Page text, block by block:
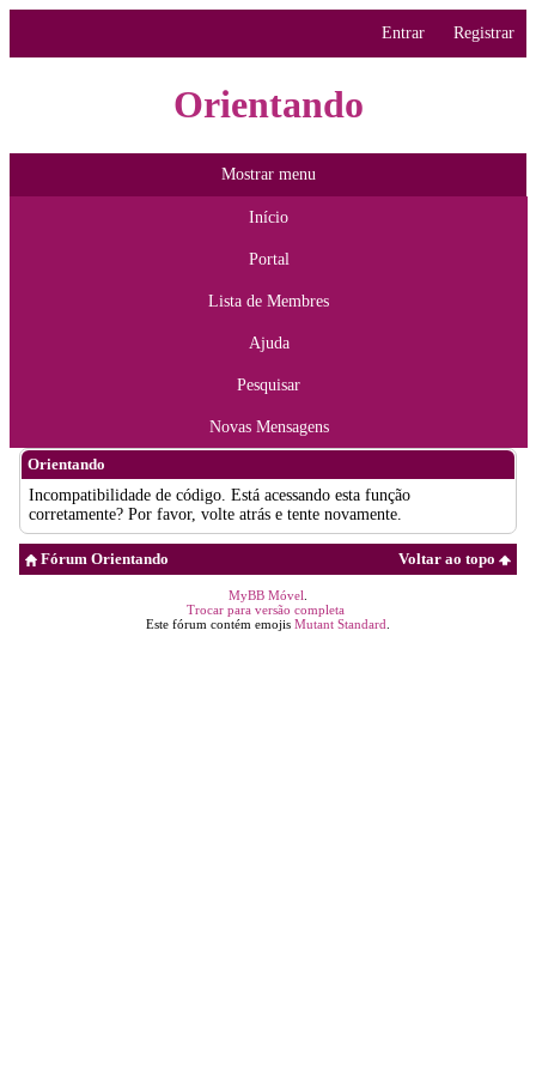
Entrar Registrar
Orientando
Mostrar menu
Início
Portal
Lista de Membres
Ajuda
Pesquisar
Novas Mensagens
Orientando
Incompatibilidade de código. Está acessando esta função
corretamente? Por favor, volte atrás e tente novamente.
Voltar ao topo
Fórum Orientando
MyBB Móvel
Trocar para versão completa
Este fórum contém emojis Mutant Standard